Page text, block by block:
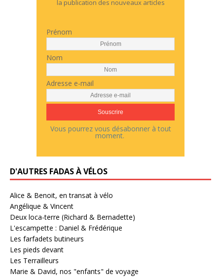
la publication des nouveaux articles
Prénom
Nom
Adresse e-mail
Vous pourrez vous désabonner à tout
moment.
D'AUTRES FADAS À VÉLOS
Alice & Benoit, en transat à vélo
Angélique & Vincent
Deux loca-terre (Richard & Bernadette)
L'escampette : Daniel & Frédérique
Les farfadets butineurs
Les pieds devant
Les Terrailleurs
Marie & David, nos "enfants" de voyage